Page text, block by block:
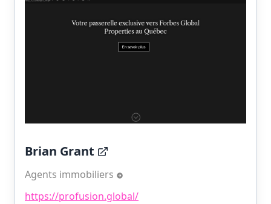
Brian Grant
Agents immobiliers
https://profusion.global/